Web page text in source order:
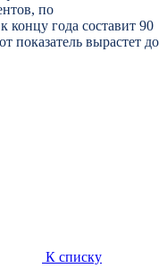
по
концу года составит 90
показатель вырастет до
К списку